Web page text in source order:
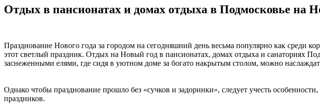
Отдых в пансионатах и домах отдыха в Подмосковье на
Празднование Нового года за городом на сегодняшний день весьма популярно как среди
этот светлый праздник. Отдых на Новый год в пансионатах, домах отдыха и санаториях
заснеженными елями, где сидя в уютном доме за богато накрытым столом, можно
Однако чтобы празднование прошло без «сучков и задоринки», следует учесть
праздников.